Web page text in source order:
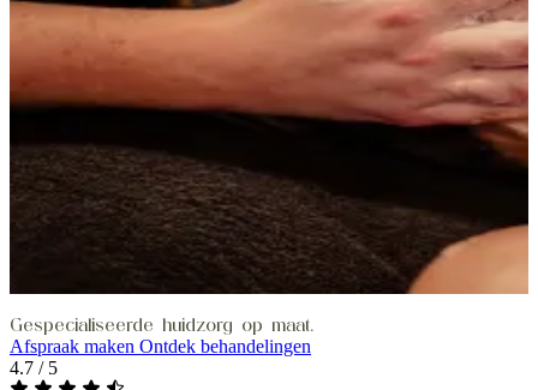
Gespecialiseerde huidzorg op maat.
Afspraak maken Ontdek behandelingen
4.7 / 5